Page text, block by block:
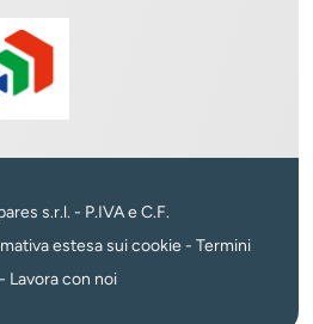
s.r.l. - P.IVA e C.F.
estesa sui cookie - Termini
- Lavora con noi